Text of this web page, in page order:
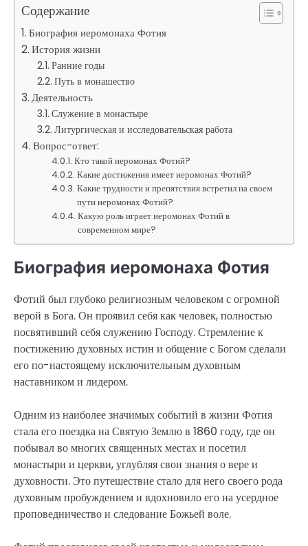
Содержание
Биография иеромонаха Фотия
История жизни
Ранние годы
Путь в монашество
Деятельность
Служение в монастыре
Литургическая и исследовательская работа
Вопрос-ответ:
Кто такой иеромонах Фотий?
Какие достижения имеет иеромонах Фотий?
Какие трудности и препятствия встретил на своем
пути иеромонах Фотий?
Какую роль играет иеромонах Фотий в
современном мире?
Биография иеромонаха Фотия
Фотий был глубоко религиозным человеком с огромной
верой в Бога. Он проявил себя как человек, полностью
посвятивший себя служению Господу. Стремление к
постижению духовных истин и общение с Богом сделали
его по-настоящему исключительным духовным
наставником и лидером.
Одним из наиболее значимых событий в жизни Фотия
стала его поездка на Святую Землю в 1860 году, где он
побывал во многих священных местах и посетил
монастыри и церкви, углубляя свои знания о вере и
духовности. Это путешествие стало для него своего рода
духовным пробуждением и вдохновило его на усердное
проповедничество и следование Божьей воле.